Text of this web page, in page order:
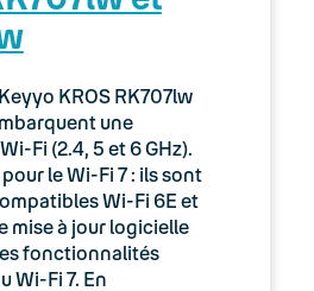
fixe
Mobile
KROS RK707lw
une
Fi (2.4, 5 et 6 GHz).
le Wi-Fi 7 : ils sont
Wi-Fi 6E et
mise à jour logicielle
fonctionnalités
Wi-Fi 7. En